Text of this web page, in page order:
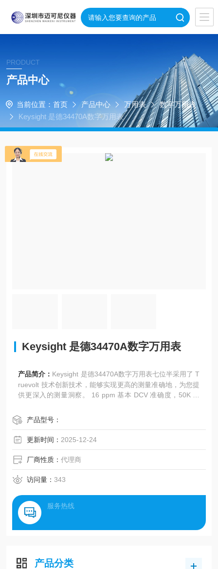
PRODUCT
产品中心
当前位置： 首页 产品中心 万用表
数字万用表
Keysight 是德34470A数字万用表
Keysight 是德34470A数字万用表
产品简介： Keysight 是德34470A数字万用表七位半采用了 T
ruevolt 技术创新技术，能够实现更高的测量准确地，为您提
供更深入的测量洞察。 16 ppm 基本 DCV 准确度，50K 读
产品型号：
更新时间： 2025-12-24
厂商性质：代理商
访问量：343
服务热线
产品分类